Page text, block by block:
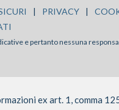
| PRIVACY |
e pertanto nessuna
ex art. 1, comma